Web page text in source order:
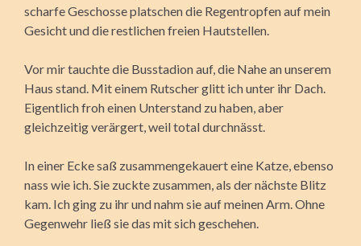
scharfe Geschosse platschen die Regentropfen auf mein
Gesicht und die restlichen freien Hautstellen.
Vor mir tauchte die Busstadion auf, die Nahe an unserem
Haus stand. Mit einem Rutscher glitt ich unter ihr Dach.
Eigentlich froh einen Unterstand zu haben, aber
gleichzeitig verärgert, weil total durchnässt.
In einer Ecke saß zusammengekauert eine Katze, ebenso
nass wie ich. Sie zuckte zusammen, als der nächste Blitz
kam. Ich ging zu ihr und nahm sie auf meinen Arm. Ohne
Gegenwehr ließ sie das mit sich geschehen.